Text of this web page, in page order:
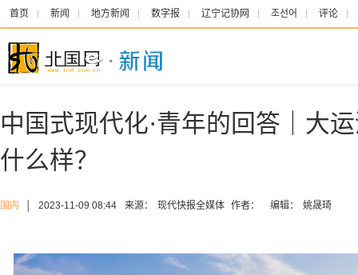
首页 新闻 地方新闻 数字报 辽宁记协网 조선어 评论
中国式现代化·青年的回答｜大
什么样？
国内 2023-11-09 08:44 来源： 现代快报全媒体 作者： 编辑： 姚晟琦